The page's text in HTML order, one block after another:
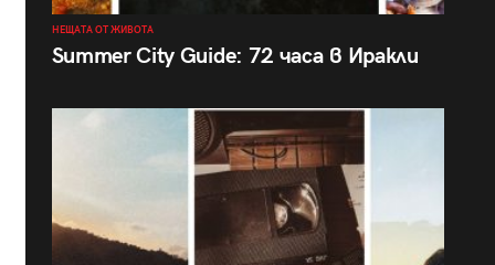
НЕЩАТА ОТ ЖИВОТА
Summer City Guide: 72 часа в Иракли